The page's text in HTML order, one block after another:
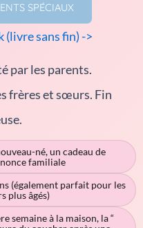
SPÉCIAUX
sans fin) ->
par les parents.
frères et sœurs. Fin
né, un cadeau de
familiale
(également parfait pour les
plus âgés)
semaine à la maison, la “